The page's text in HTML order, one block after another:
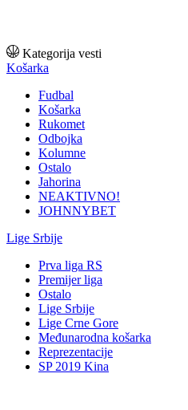
Kategorija vesti
Košarka
Fudbal
Košarka
Rukomet
Odbojka
Kolumne
Ostalo
Jahorina
NEAKTIVNO!
JOHNNYBET
Lige Srbije
Prva liga RS
Premijer liga
Ostalo
Lige Srbije
Lige Crne Gore
Međunarodna košarka
Reprezentacije
SP 2019 Kina